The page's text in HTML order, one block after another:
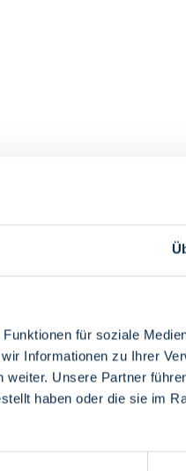
für soziale
Informationen zu Ihrer
Unsere Partner
haben oder die sie im